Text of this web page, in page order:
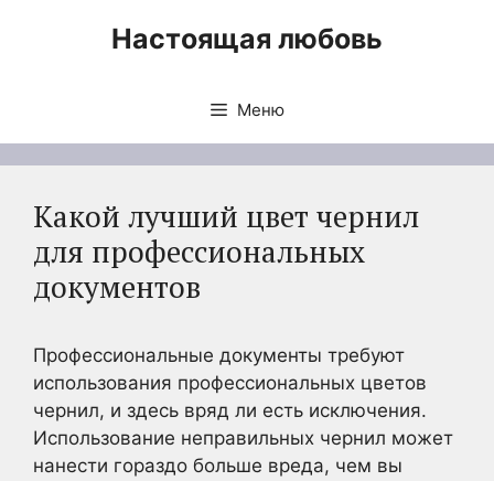
Настоящая любовь
Меню
Какой лучший цвет чернил
для профессиональных
документов
Профессиональные документы требуют
использования профессиональных цветов
чернил, и здесь вряд ли есть исключения.
Использование неправильных чернил может
нанести гораздо больше вреда, чем вы